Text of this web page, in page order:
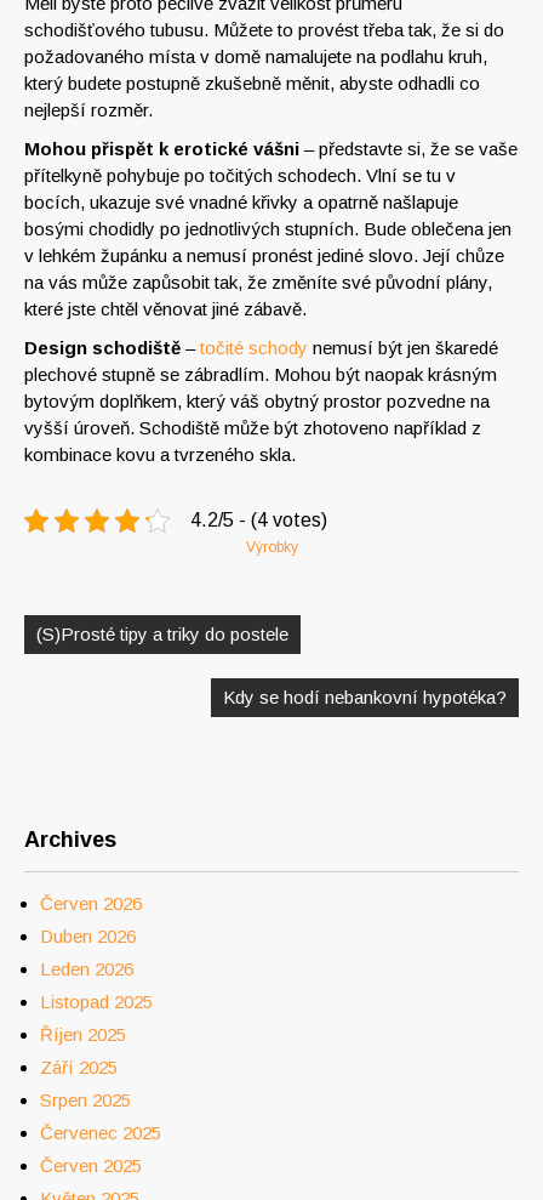
schodišťového tubusu. Můžete to provést třeba tak, že si do
požadovaného místa v domě namalujete na podlahu kruh,
který budete postupně zkušebně měnit, abyste odhadli co
nejlepší rozměr.
Mohou přispět k erotické vášni – představte si, že se vaše
přítelkyně pohybuje po točitých schodech. Vlní se tu v
bocích, ukazuje své vnadné křivky a opatrně našlapuje
bosými chodidly po jednotlivých stupních. Bude oblečena jen
v lehkém župánku a nemusí pronést jediné slovo. Její chůze
na vás může zapůsobit tak, že změníte své původní plány,
které jste chtěl věnovat jiné zábavě.
Design schodiště –točité schody nemusí být jen škaredé
plechové stupně se zábradlím. Mohou být naopak krásným
bytovým doplňkem, který váš obytný prostor pozvedne na
vyšší úroveň. Schodiště může být zhotoveno například z
kombinace kovu a tvrzeného skla.
4.2/5 - (4 votes)
Výrobky
pro
příspěvek
(S)Prosté tipy a triky do postele
Kdy se hodí nebankovní hypotéka?
Archives
Červen 2026
Duben 2026
Leden 2026
Listopad 2025
Říjen 2025
Září 2025
Srpen 2025
Červenec 2025
Červen 2025